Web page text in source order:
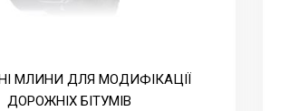
МЛИНИ ДЛЯ МОДИФІКАЦІЇ
ДОРОЖНІХ БІТУМІВ